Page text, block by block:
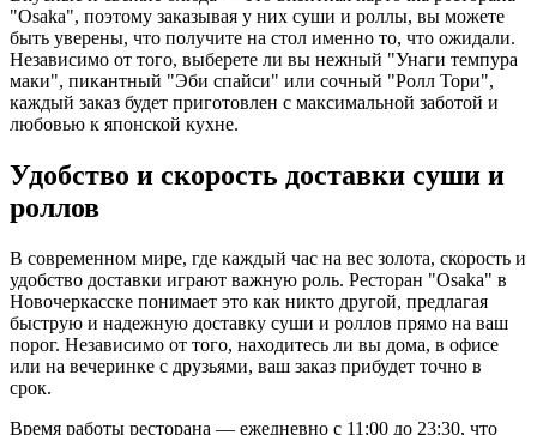
"Osaka", поэтому заказывая у них суши и роллы, вы можете
быть уверены, что получите на стол именно то, что ожидали.
Независимо от того, выберете ли вы нежный "Унаги темпура
маки", пикантный "Эби спайси" или сочный "Ролл Тори",
каждый заказ будет приготовлен с максимальной заботой и
любовью к японской кухне.
Удобство и скорость доставки суши и
роллов
В современном мире, где каждый час на вес золота, скорость и
удобство доставки играют важную роль. Ресторан "Osaka" в
Новочеркасске понимает это как никто другой, предлагая
быструю и надежную доставку суши и роллов прямо на ваш
порог. Независимо от того, находитесь ли вы дома, в офисе
или на вечеринке с друзьями, ваш заказ прибудет точно в
срок.
Время работы ресторана — ежедневно с 11:00 до 23:30, что